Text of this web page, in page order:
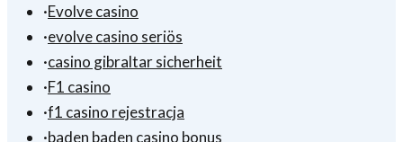
·Evolve casino
·evolve casino seriös
·casino gibraltar sicherheit
·F1 casino
·f1 casino rejestracja
·baden baden casino bonus